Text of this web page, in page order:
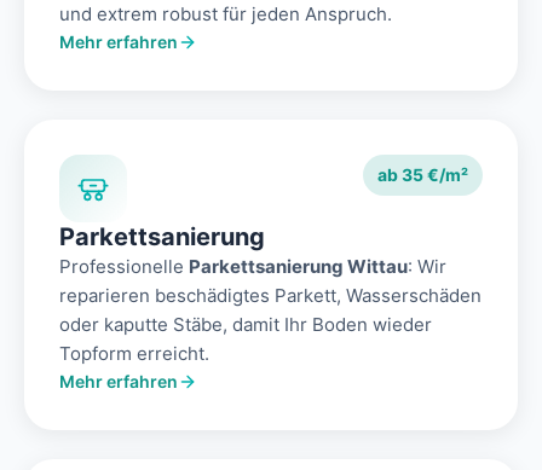
und extrem robust für jeden Anspruch.
Mehr erfahren
ab 35 €/m²
Parkettsanierung
Professionelle Parkettsanierung Wittau: Wir
reparieren beschädigtes Parkett, Wasserschäden
oder kaputte Stäbe, damit Ihr Boden wieder
Topform erreicht.
Mehr erfahren